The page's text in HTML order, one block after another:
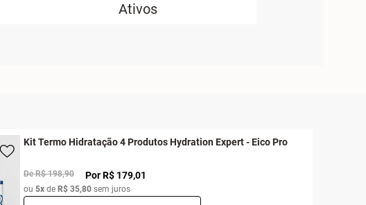
Ativos
Kit Termo Hidratação 4 Produtos Hydration Expert - Eico Pro
De R$ 198,90 Por R$ 179,01
ou 5x de R$ 35,80 sem juros